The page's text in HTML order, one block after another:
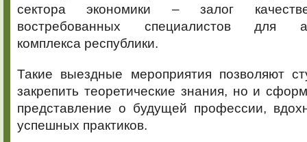
сектора экономики – залог
востребованных специалистов для
комплекса республики.
Такие выездные мероприятия позволяют
закрепить теоретические знания, но и
представление о будущей профессии,
успешных практиков.